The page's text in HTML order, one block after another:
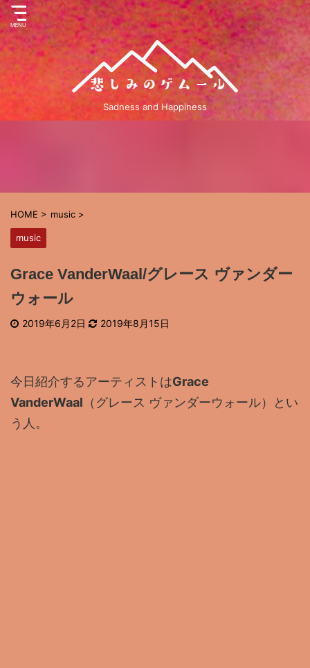
Sadness and Happiness
HOME > music >
music
Grace VanderWaal/グレース ヴァンダー
ウォール
2019年6月2日 2019年8月15日
今日紹介するアーティストはGrace
VanderWaal （グレース ヴァンダーウォール）とい
う人。